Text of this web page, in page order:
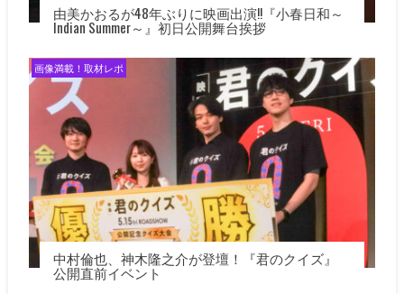
由美かおるが48年ぶりに映画出演!!『小春日和～
Indian Summer～』初日公開舞台挨拶
画像満載！取材レポ
中村倫也、神木隆之介が登壇！『君のクイズ』
公開直前イベント